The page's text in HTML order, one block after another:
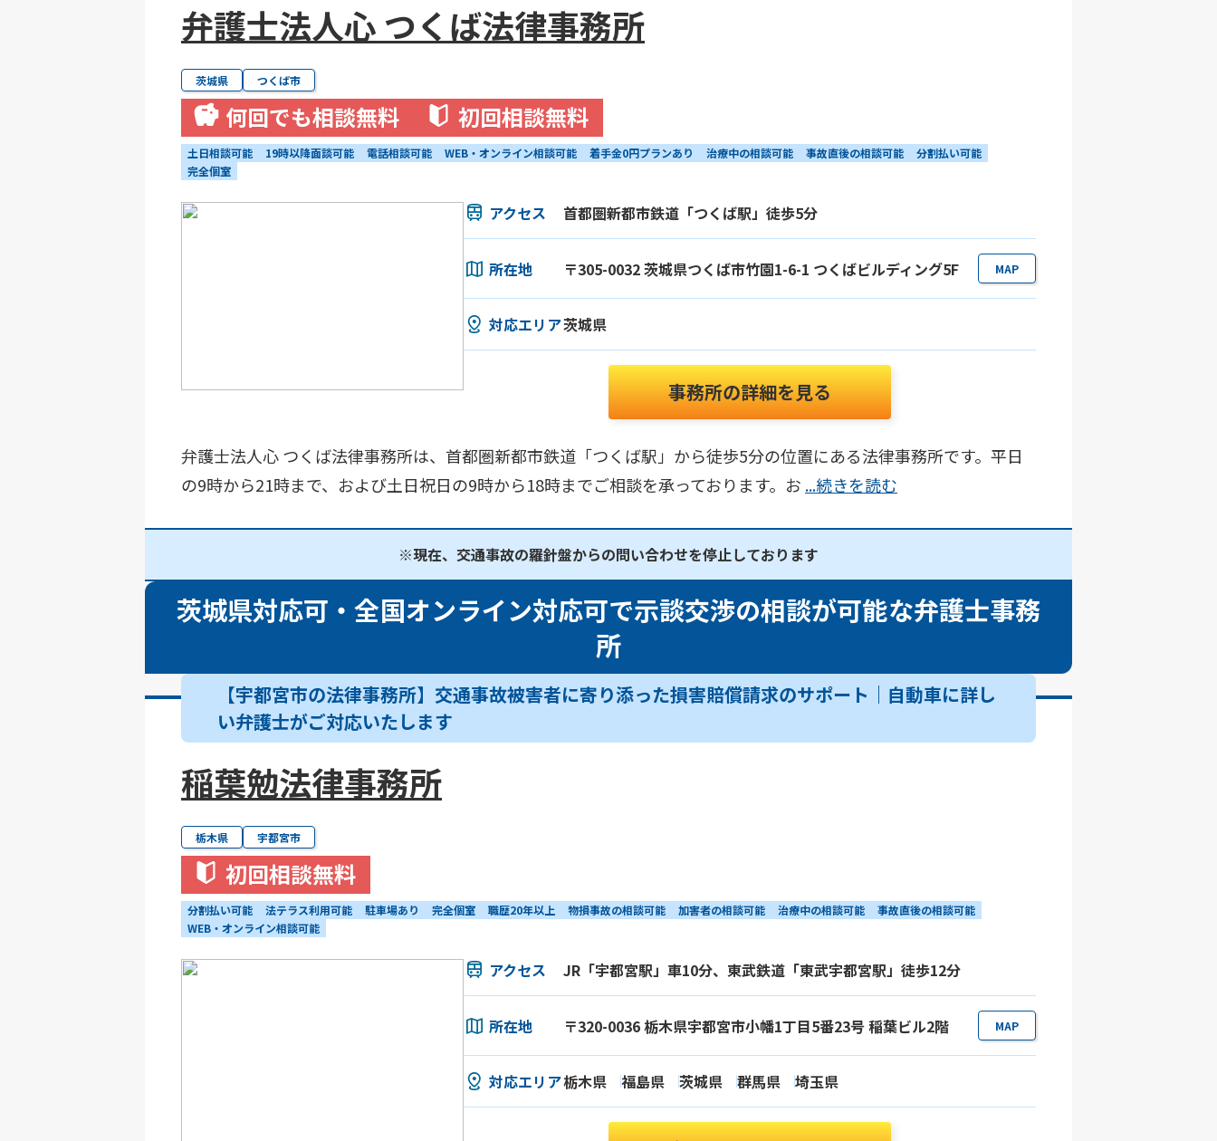
弁護士法人心 つくば法律事務所
茨城県 つくば市
何回でも相談無料 初回相談無料
土日相談可能 19時以降面談可能 電話相談可能 WEB・オンライン相談可能 着手金0円プランあり 治療中の相談可能 事故直後の相談可能
分割払い可能
完全個室
アクセス 首都圏新都市鉄道「つくば駅」徒歩5分
所在地 〒305-0032 茨城県つくば市竹園1-6-1 つくばビルディング5F MAP
対応エリア茨城県
事務所の詳細を見る
弁護士法人心 つくば法律事務所は、首都圏新都市鉄道「つくば駅」から徒歩5分の位置にある法律事務所です。平日
の9時から21時まで、および土日祝日の9時から18時までご相談を承っております。お ...続きを読む
※現在、交通事故の羅針盤からの問い合わせを停止しております
茨城県対応可・全国オンライン対応可で示談交渉の相談が可能な弁護士事務
所
【宇都宮市の法律事務所】交通事故被害者に寄り添った損害賠償請求のサポート｜自動車に詳し
い弁護士がご対応いたします
稲葉勉法律事務所
栃木県 宇都宮市
初回相談無料
分割払い可能 法テラス利用可能 駐車場あり 完全個室 職歴20年以上 物損事故の相談可能 加害者の相談可能 治療中の相談可能
事故直後の相談可能
WEB・オンライン相談可能
アクセス JR「宇都宮駅」車10分、東武鉄道「東武宇都宮駅」徒歩12分
所在地 〒320-0036 栃木県宇都宮市小幡1丁目5番23号 稲葉ビル2階 MAP
対応エリア栃木県 福島県 茨城県 群馬県 埼玉県